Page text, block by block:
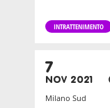
INTRATTENIMENTO
7
NOV 2021
Milano Sud